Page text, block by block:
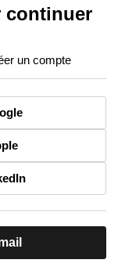
continuer
un compte